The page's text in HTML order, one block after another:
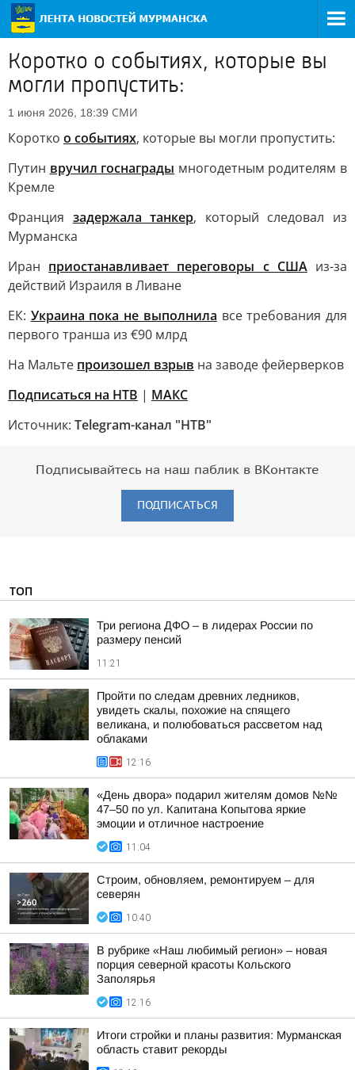
Коротко о событиях, которые вы
могли пропустить:
1 июня 2026, 18:39 СМИ
Коротко о событиях, которые вы могли пропустить:
Путин вручил госнаграды многодетным родителям в
Кремле
Франция задержала танкер, который следовал из
Мурманска
Иран приостанавливает переговоры с СШАиз-за
действий Израиля в Ливане
ЕК: Украина пока не выполнила все требования для
первого транша из €90 млрд
На Мальте произошел взрыв на заводе фейерверков
Подписаться на НТВ | МАКС
Источник: Telegram-канал "НТВ"
Подписывайтесь на наш паблик в ВКонтакте
ПОДПИСАТЬСЯ
ТОП
Три региона ДФО – в лидерах России по
размеру пенсий
11:21
Пройти по следам древних ледников,
увидеть скалы, похожие на спящего
великана, и полюбоваться рассветом над
облаками
12:16
«День двора» подарил жителям домов №№
47–50 по ул. Капитана Копытова яркие
эмоции и отличное настроение
11:04
Строим, обновляем, ремонтируем – для
северян
10:40
В рубрике «Наш любимый регион» – новая
порция северной красоты Кольского
Заполярья
12:16
Итоги стройки и планы развития: Мурманская
область ставит рекорды